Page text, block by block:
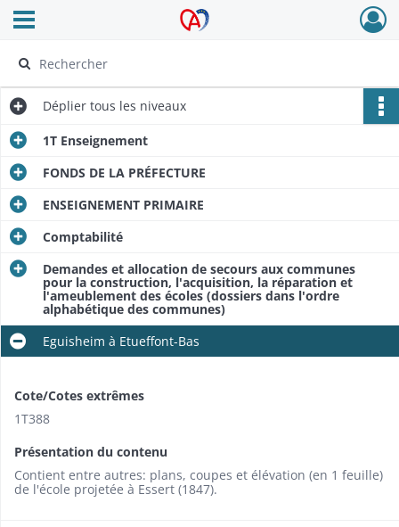
Archives Alsace - Colmar
Ouvrir le menu déroulant
Déplier tous les niveaux
1T Enseignement
FONDS DE LA PRÉFECTURE
ENSEIGNEMENT PRIMAIRE
Comptabilité
Demandes et allocation de secours aux communes
pour la construction, l'acquisition, la réparation et
l'ameublement des écoles (dossiers dans l'ordre
alphabétique des communes)
Eguisheim à Etueffont-Bas
Cote/Cotes extrêmes
1T388
Présentation du contenu
Contient entre autres: plans, coupes et élévation (en 1 feuille)
de l'école projetée à Essert (1847).